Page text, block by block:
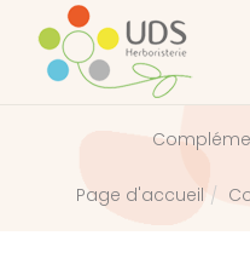
Page d'accueil